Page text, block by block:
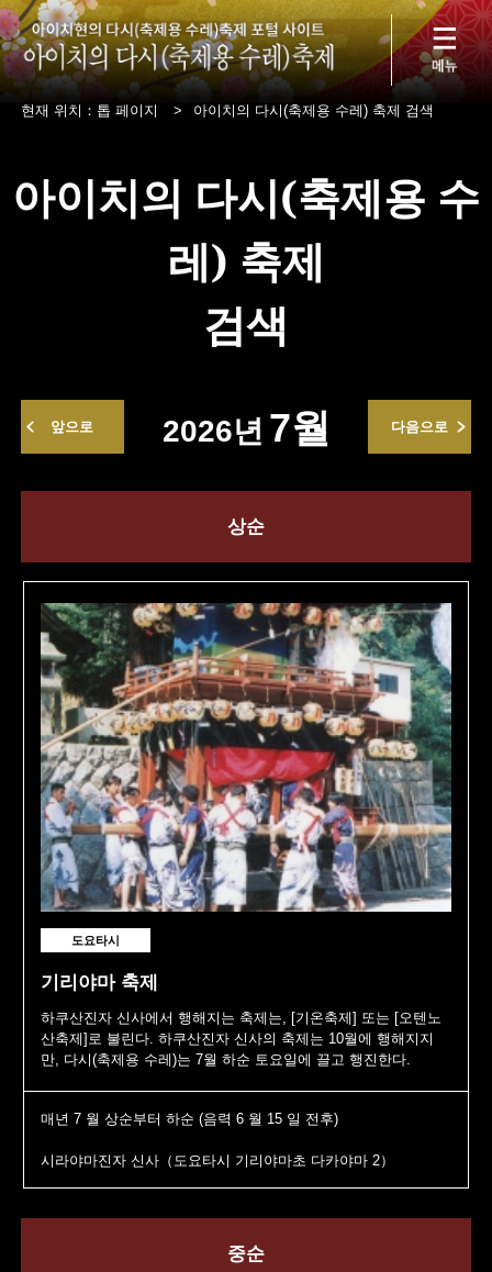
현재 위치： 톱 페이지 > 아이치의 다시(축제용 수레) 축제 검색
아이치의 다시(축제용 수
레) 축제
검색
앞으로 다음으로
2026년 7월
상순
도요타시
기리야마 축제
하쿠산진자 신사에서 행해지는 축제는, [기온축제] 또는 [오텐노
산축제]로 불린다. 하쿠산진자 신사의 축제는 10월에 행해지지
만, 다시(축제용 수레)는 7월 하순 토요일에 끌고 행진한다.
매년 7 월 상순부터 하순 (음력 6 월 15 일 전후)
시라야마진자 신사（도요타시 기리야마초 다카야마 2）
중순